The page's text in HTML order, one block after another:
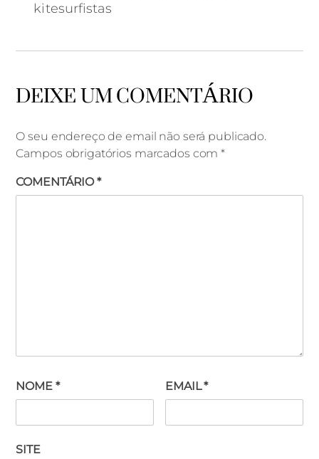
kitesurfistas
DEIXE UM COMENTÁRIO
O seu endereço de email não será publicado.
Campos obrigatórios marcados com*
COMENTÁRIO*
NOME * EMAIL*
SITE